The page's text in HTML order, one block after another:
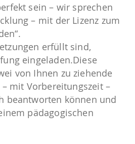
sein – wir sprechen
– mit der Lizenz zum
erfüllt sind,
eingeladen.Diese
von Ihnen zu ziehende
mit Vorbereitungszeit –
beantworten können und
pädagogischen